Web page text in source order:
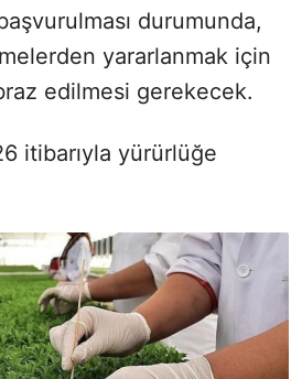
durumunda,
yararlanmak için
edilmesi gerekecek.
itibarıyla yürürlüğe